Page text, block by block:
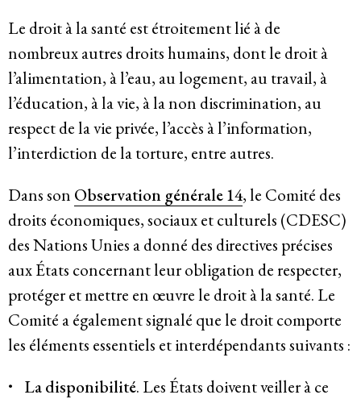
Le droit à la santé est étroitement lié à de
nombreux autres droits humains, dont le droit à
l’alimentation, à l’eau, au logement, au travail, à
l’éducation, à la vie, à la non discrimination, au
respect de la vie privée, l’accès à l’information,
l’interdiction de la torture, entre autres.
Dans son Observation générale 14, le Comité des
droits économiques, sociaux et culturels (CDESC)
des Nations Unies a donné des directives précises
aux États concernant leur obligation de respecter,
protéger et mettre en œuvre le droit à la santé. Le
Comité a également signalé que le droit comporte
les éléments essentiels et interdépendants suivants :
La disponibilité. Les États doivent veiller à ce